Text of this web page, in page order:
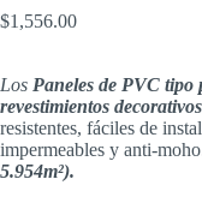
$1,556.00
Los Paneles de PVC tipo
revestimientos
resistentes, fáciles de
impermeables y anti-
5.954m²).